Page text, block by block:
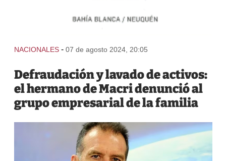
NACIONALES - 07 de agosto 2024, 20:05
Defraudación y lavado de activos:
el hermano de Macri denunció al
grupo empresarial de la familia